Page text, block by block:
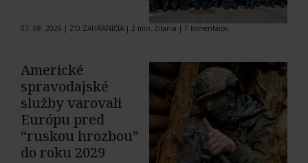
07. 08. 2026 | ZO ZAHRANIČIA | 2 min. čítania | 7 komentárov
Americké
spravodajské
služby varovali
Európu pred
“ruskou hrozbou”
do roku 2029